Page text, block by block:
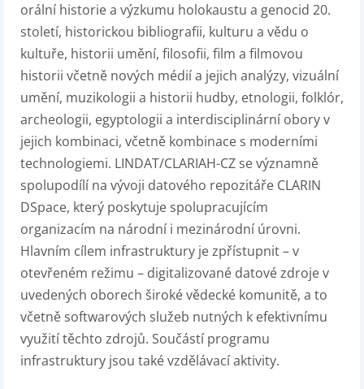
orální historie a výzkumu holokaustu a genocid 20.
století, historickou bibliografii, kulturu a vědu o
kultuře, historii umění, filosofii, film a filmovou
historii včetně nových médií a jejich analýzy, vizuální
umění, muzikologii a historii hudby, etnologii, folklór,
archeologii, egyptologii a interdisciplinární obory v
jejich kombinaci, včetně kombinace s moderními
technologiemi. LINDAT/CLARIAH-CZ se významně
spolupodílí na vývoji datového repozitáře CLARIN
DSpace, který poskytuje spolupracujícím
organizacím na národní i mezinárodní úrovni.
Hlavním cílem infrastruktury je zpřístupnit – v
otevřeném režimu – digitalizované datové zdroje v
uvedených oborech široké vědecké komunitě, a to
včetně softwarových služeb nutných k efektivnímu
využití těchto zdrojů. Součástí programu
infrastruktury jsou také vzdělávací aktivity.